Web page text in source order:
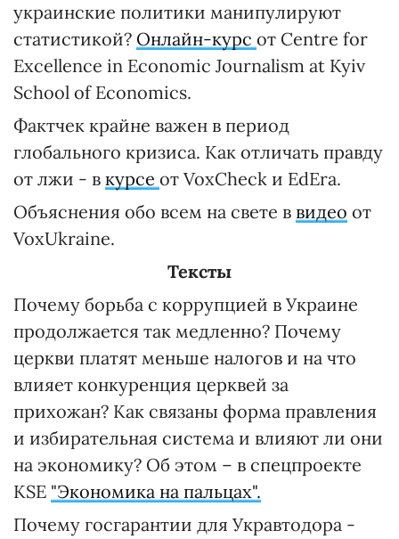
украинские политики манипулируют
статистикой? Онлайн-курс от Centre for
Excellence in Economic Journalism at Kyiv
School of Economics.
Фактчек крайне важен в период
глобального кризиса. Как отличать правду
от лжи - в курсе от VoxCheck и EdEra.
Объяснения обо всем на свете в видео от
VoxUkraine.
Тексты
Почему борьба с коррупцией в Украине
продолжается так медленно? Почему
церкви платят меньше налогов и на что
влияет конкуренция церквей за
прихожан? Как связаны форма правления
и избирательная система и влияют ли они
на экономику? Об этом – в спецпроекте
KSE "Экономика на пальцах".
Почему госгарантии для Укравтодора -